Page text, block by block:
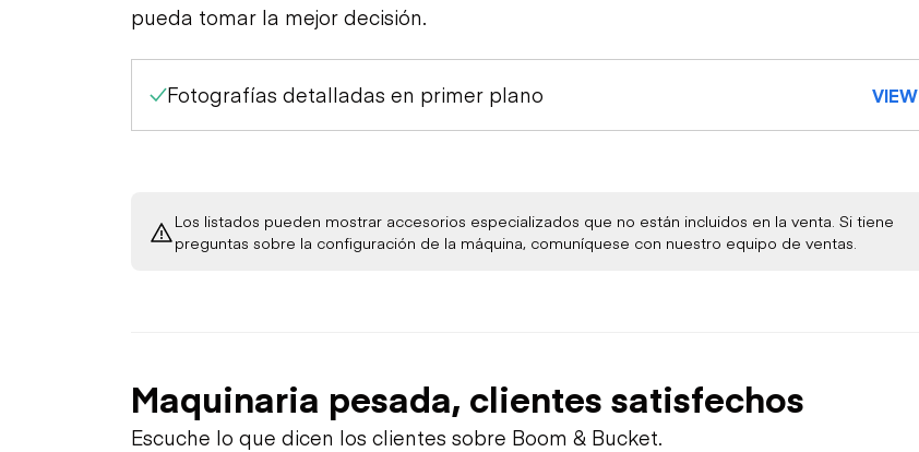
pueda tomar la mejor decisión.
Fotografías detalladas en primer plano VIEW
Los listados pueden mostrar accesorios especializados que no están incluidos en la venta. Si tiene
preguntas sobre la configuración de la máquina, comuníquese con nuestro equipo de ventas.
Maquinaria pesada, clientes satisfechos
Escuche lo que dicen los clientes sobre Boom & Bucket.